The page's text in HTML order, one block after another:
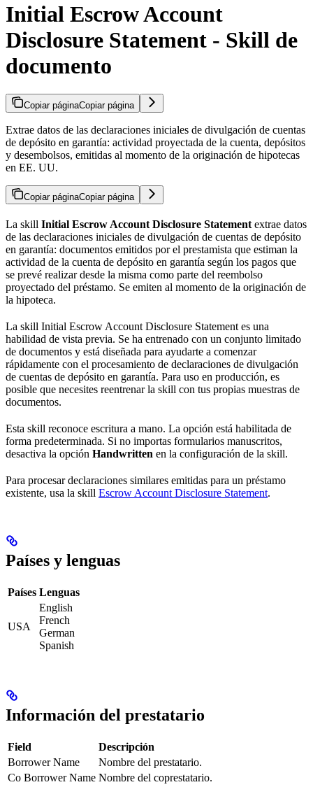
Initial Escrow Account
Disclosure Statement - Skill de
documento
Copiar páginaCopiar página
Extrae datos de las declaraciones iniciales de divulgación de cuentas
de depósito en garantía: actividad proyectada de la cuenta, depósitos
y desembolsos, emitidas al momento de la originación de hipotecas
en EE. UU.
Copiar páginaCopiar página
La skill Initial Escrow Account Disclosure Statement extrae datos
de las declaraciones iniciales de divulgación de cuentas de depósito
en garantía: documentos emitidos por el prestamista que estiman la
actividad de la cuenta de depósito en garantía según los pagos que
se prevé realizar desde la misma como parte del reembolso
proyectado del préstamo. Se emiten al momento de la originación de
la hipoteca.
La skill Initial Escrow Account Disclosure Statement es una
habilidad de vista previa. Se ha entrenado con un conjunto limitado
de documentos y está diseñada para ayudarte a comenzar
rápidamente con el procesamiento de declaraciones de divulgación
de cuentas de depósito en garantía. Para uso en producción, es
posible que necesites reentrenar la skill con tus propias muestras de
documentos.
Esta skill reconoce escritura a mano. La opción está habilitada de
forma predeterminada. Si no importas formularios manuscritos,
desactiva la opción Handwritten en la configuración de la skill.
Para procesar declaraciones similares emitidas para un préstamo
existente, usa la skill Escrow Account Disclosure Statement.
Países y lenguas
Países Lenguas
USA
English
French
German
Spanish
Información del prestatario
Field
Descripción
Borrower Name
Nombre del prestatario.
Co Borrower Name Nombre del coprestatario.